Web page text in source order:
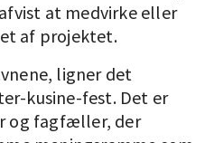
at medvirke eller
af projektet.
ligner det
kusine-fest. Det er
og fagfæller, der